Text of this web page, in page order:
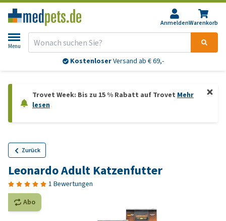
AnmeldenWarenkorb
Menu
Bis 13:00 Uhr bestellt:morgen geliefert*
Trovet Week: Bis zu 15 % Rabatt auf Trovet Mehr
lesen
Zurück
Leonardo Adult Katzenfutter
1 Bewertungen
Abo